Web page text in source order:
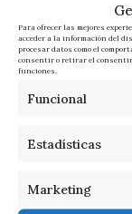
Para ofrecer las mejores
acceder a la información del
procesar datos como el
consentir o retirar el
funciones.
Funcional
Estadísticas
Marketing
protagonizó un
que la
Óscar López,
jornada no
Manila y vestido
El carácter